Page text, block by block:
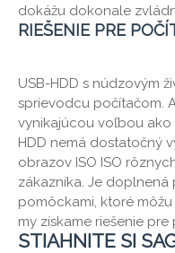
dokážu dokonale
RIEŠENIE PRE
USB-HDD s núdzovým
sprievodcu počítačom.
vynikajúcou voľbou ako
HDD nemá dostatočný
obrazov ISO ISO
zákazníka. Je
pomôckami, ktoré
my získame riešenie
STIAHNITE SI